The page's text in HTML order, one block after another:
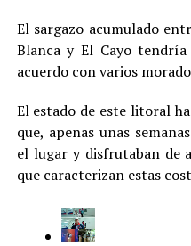
El sargazo acumulado
Blanca y El Cayo
acuerdo con varios
El estado de este litoral
que, apenas unas
el lugar y disfrutaban de
que caracterizan estas